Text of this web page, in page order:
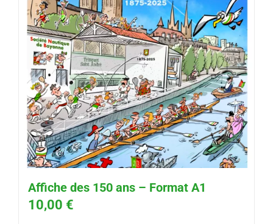
Affiche des 150 ans – Format A1
10,00 €